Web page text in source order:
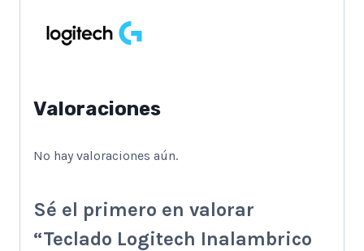
Valoraciones
No hay valoraciones aún.
Sé el primero en valorar
“Teclado Logitech Inalambrico